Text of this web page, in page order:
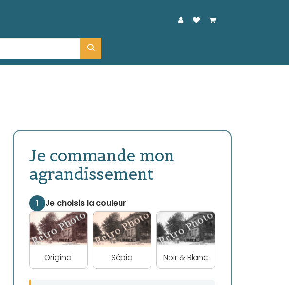
Je commande mon
agrandissement
1 Je choisis la couleur
Original Sépia Noir & Blanc